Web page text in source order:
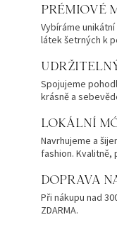
PRÉMIOVÉ
Vybíráme
látek šetrných k
Spojujeme
krásně a
LOKÁLNÍ
Navrhujeme a
fashion. Kvalitně,
DOPRAVA
Při nákupu nad
ZDARMA.